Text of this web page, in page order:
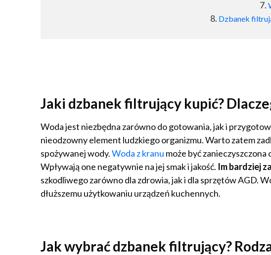
Dzbanek
Jaki dzbanek filtrujący kupić?
Woda jest niezbędna zarówno do gotowania, jak i
nieodzowny element ludzkiego organizmu. Warto zatem
spożywanej wody.Woda z kranu może być
Wpływają one negatywnie na jej smak i jakość. Im bardziej
szkodliwego zarówno dla zdrowia, jak i dla sprzętów AGD.
dłuższemu użytkowaniu urządzeń kuchennych.
Jak wybrać dzbanek filtrujący?